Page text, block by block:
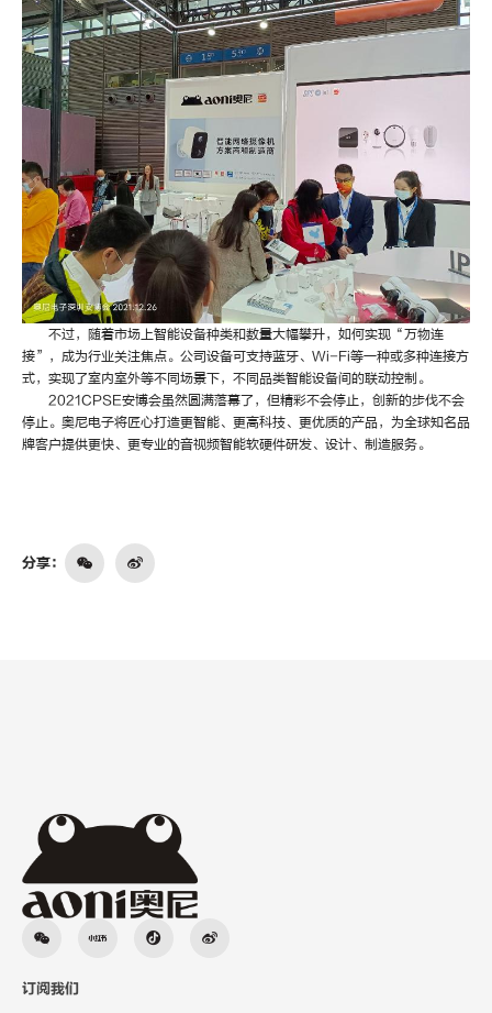
不过，随着市场上智能设备种类和数量大幅攀升，如何实现“万物连
接”，成为行业关注焦点。公司设备可支持蓝牙、Wi-Fi等一种或多种连接方
式，实现了室内室外等不同场景下，不同品类智能设备间的联动控制。
2021CPSE安博会虽然圆满落幕了，但精彩不会停止，创新的步伐不会
停止。奥尼电子将匠心打造更智能、更高科技、更优质的产品，为全球知名品
牌客户提供更快、更专业的音视频智能软硬件研发、设计、制造服务。
分享：
订阅我们